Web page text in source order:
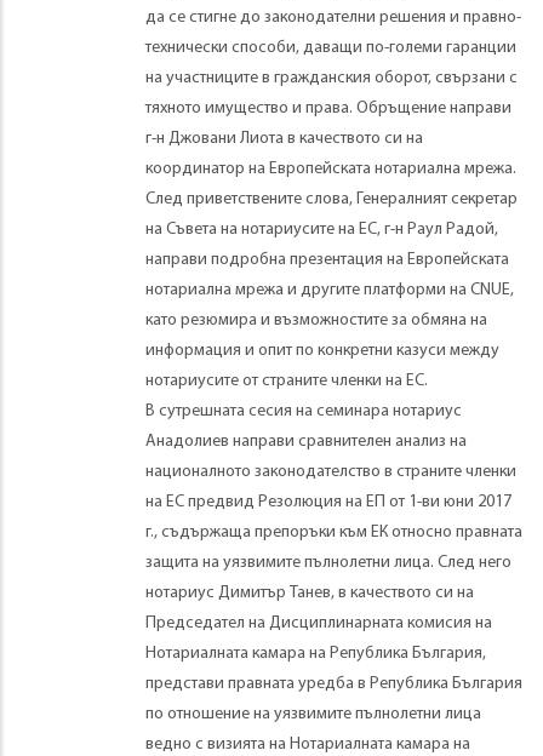
да се стигне до законодателни решения и правно-
технически способи, даващи по-големи гаранции
на участниците в гражданския оборот, свързани с
тяхното имущество и права. Обръщение направи
г-н Джовани Лиота в качеството си на
координатор на Европейската нотариална мрежа.
След приветствените слова, Генералният секретар
на Съвета на нотариусите на ЕС, г-н Раул Радой,
направи подробна презентация на Европейската
нотариална мрежа и другите платформи на CNUE,
като резюмира и възможностите за обмяна на
информация и опит по конкретни казуси между
нотариусите от страните членки на ЕС.
В сутрешната сесия на семинара нотариус
Анадолиев направи сравнителен анализ на
националното законодателство в страните членки
на ЕС предвид Резолюция на ЕП от 1-ви юни 2017
г., съдържаща препоръки към ЕК относно правната
защита на уязвимите пълнолетни лица. След него
нотариус Димитър Танев, в качеството си на
Председател на Дисциплинарната комисия на
Нотариалната камара на Република България,
представи правната уредба в Република България
по отношение на уязвимите пълнолетни лица
ведно с визията на Нотариалната камара на